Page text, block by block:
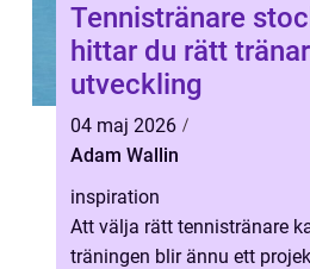
Tennistränare
hittar du rätt
utveckling
04 maj 2026
Adam Wallin
inspiration
Att välja rätt tennistränare
träningen blir ännu ett